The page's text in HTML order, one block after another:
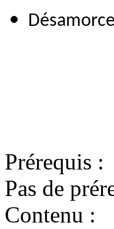
Prérequis :
Pas de
Contenu :